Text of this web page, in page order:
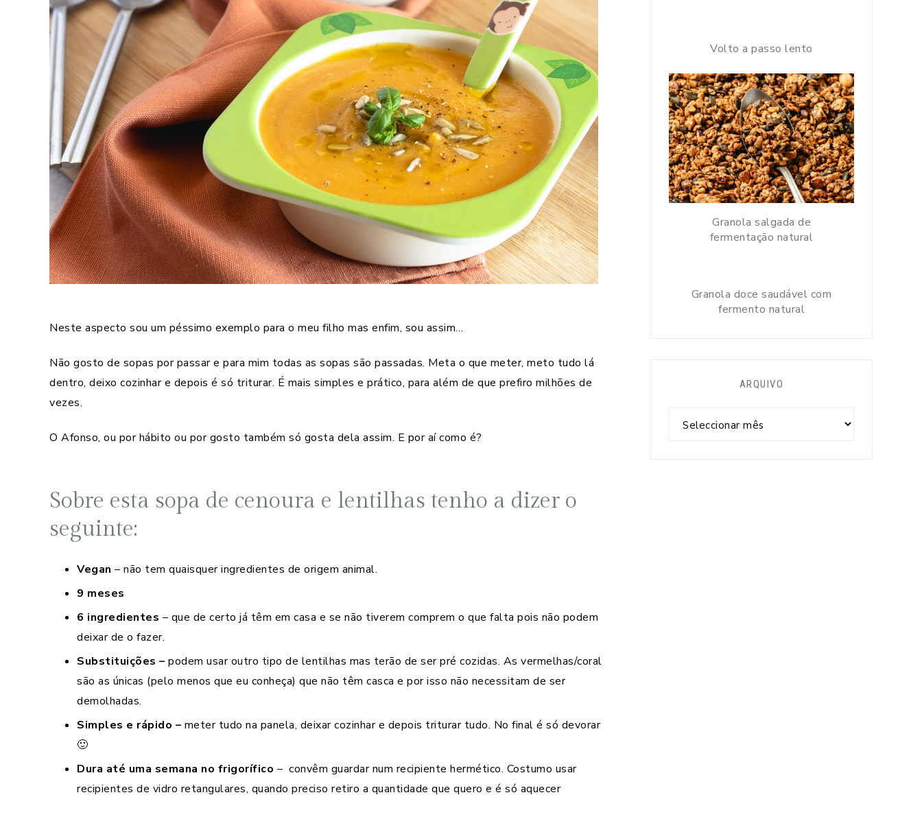
Neste aspecto sou um péssimo exemplo para o meu filho mas enfim, sou assim…
Não gosto de sopas por passar e para mim todas as sopas são passadas. Meta o que meter, meto tudo lá
dentro, deixo cozinhar e depois é só triturar. É mais simples e prático, para além de que prefiro milhões de
vezes.
O Afonso, ou por hábito ou por gosto também só gosta dela assim. E por aí como é?
Sobre esta sopa de cenoura e lentilhas tenho a dizer o
seguinte:
Vegan – não tem quaisquer ingredientes de origem animal.
9 meses
6 ingredientes – que de certo já têm em casa e se não tiverem comprem o que falta pois não podem
deixar de o fazer.
Substituições – podem usar outro tipo de lentilhas mas terão de ser pré cozidas. As vermelhas/coral
são as únicas (pelo menos que eu conheça) que não têm casca e por isso não necessitam de ser
demolhadas.
Simples e rápido – meter tudo na panela, deixar cozinhar e depois triturar tudo. No final é só devorar
🙂
Dura até uma semana no frigorífico – convêm guardar num recipiente hermético. Costumo usar
recipientes de vidro retangulares, quando preciso retiro a quantidade que quero e é só aquecer
Volto a passo lento
Granola salgada de
fermentação natural
Granola doce saudável com
fermento natural
ARQUIVO